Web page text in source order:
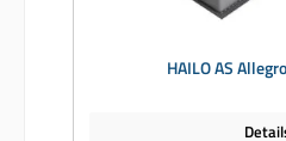
HAILO AS